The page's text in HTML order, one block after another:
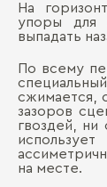
На
упоры для
выпадать
По всему
сжимается,
зазоров
гвоздей, ни
на месте.